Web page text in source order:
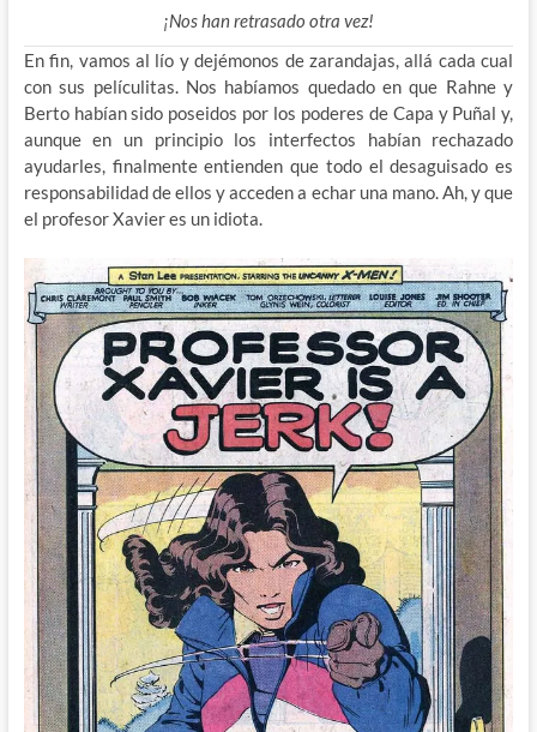
¡Nos han retrasado otra vez!
En fin, vamos al lío y dejémonos de zarandajas, allá cada cual
con sus películitas. Nos habíamos quedado en que Rahne y
Berto habíansido poseidos por los poderes de Capa y Puñal y,
aunque en un principio los interfectos habían rechazado
ayudarles, finalmente entienden que todo el desaguisado es
responsabilidad de ellos y acceden a echar una mano. Ah, y que
el profesor Xavier es un idiota.